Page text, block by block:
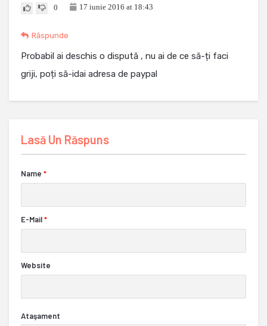
0 17 iunie 2016 at 18:43
Răspunde
Probabil ai deschis o dispută , nu ai de ce să-ți faci
griji, poți să-idai adresa de paypal
Lasă Un Răspuns
Name *
E-Mail*
Website
Ataşament